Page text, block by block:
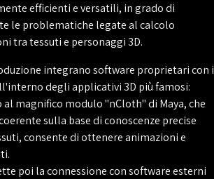
efficienti e versatili, in grado di
le problematiche legate al calcolo
tra tessuti e personaggi 3D.
integrano software proprietari con i
degli applicativi 3D più famosi:
al magnifico modulo "nCloth" di Maya, che
sulla base di conoscenze precise
consente di ottenere animazioni e
poi la connessione con software esterni